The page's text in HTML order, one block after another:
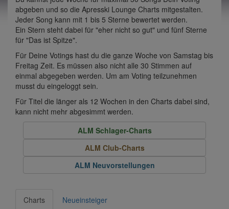
abgeben und so die Apresski Lounge Charts mitgestalten.
Jeder Song kann mit 1 bis 5 Sterne bewertet werden.
Ein Stern steht dabei für "eher nicht so gut" und fünf Sterne
für "Das ist Spitze".
Für Deine Votings hast du die ganze Woche von Samstag bis
Freitag Zeit. Es müssen also nicht alle 30 Stimmen auf
einmal abgegeben werden. Um am Voting teilzunehmen
musst du eingeloggt sein.
Für Titel die länger als 12 Wochen in den Charts dabei sind,
kann nicht mehr abgesimmt werden.
ALM Schlager-Charts
ALM Club-Charts
ALM Neuvorstellungen
Charts Neueinsteiger